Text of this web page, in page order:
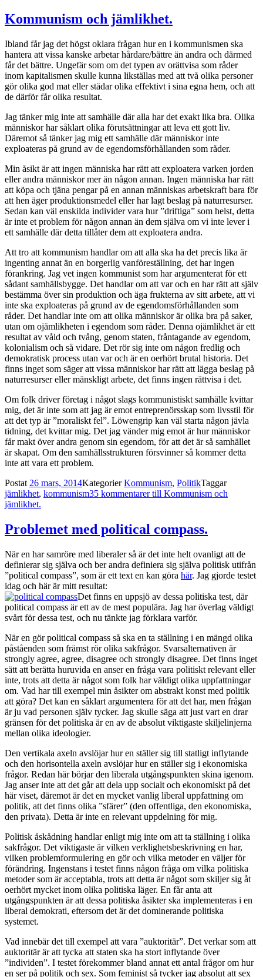
Kommunism och jämlikhet.
Ibland får jag det högst oklara frågan hur en i kommunismen ska
hantera att vissa kanske arbetar hårdare/bättre än andra och därmed
får det bättre. Ungefär som om det typen av orättvisa som råder
inom kapitalismen skulle kunna likställas med att två olika personer
gör olika god mat eller städar olika effektivt i sina egna hem, och att
de därför får olika resultat.
Jag tänker mig inte att samhälle där alla har det exakt lika bra. Olika
människor har såklart olika förutsättningar att leva ett gott liv.
Däremot så tänker jag mig ett samhälle där människor inte
exploateras på grund av de egendomsförhållanden som råder.
Min åsikt är att ingen människa har rätt att exploatera varken jorden
eller andra människor mer än någon annan. Ingen människa har rätt
att köpa och tjäna pengar på en annan människas arbetskraft bara för
att hen äger produktionsmedel eller har lagt beslag på naturresurser.
Sedan kan väl enskilda individer vara hur ”driftiga” som helst, detta
är inte et problem för någon annan än dem själva om vi inte lever i
ett samhälle där detta tillåter dem att exploatera andra.
Att tro att kommunism handlar om att alla ska ha det precis lika är
ingenting annat än en borgerlig vanföreställning, det har ingen
förankring. Jag vet ingen kommunist som har argumenterat för ett
sådant samhällsbygge. Det handlar om att var och en har rätt att själv
bestämma över sin produktion och äga frukterna av sitt arbete, att vi
inte ska exploateras på grund av de egendomsförhållanden som
råder. Det handlar inte om att olika människor är olika bra på saker,
utan om ojämlikheten i egendom som råder. Denna ojämlikhet är ett
resultat av våld och tvång, genom staten, fråntagande av egendom,
kolonialism och så vidare. Det rör sig inte om någon fredlig och
demokratisk process utan var och är en oerhört brutal historia. Det
finns inget som säger att vissa människor har rätt att lägga beslag på
naturresurser eller mänskligt arbete, det finns ingen rättvisa i det.
Om folk driver företag i något slags kommunistiskt samhälle kvittar
mig, det är inte som att jag är emot entreprenörsskap som livsstil för
att det typ är ”moraliskt fel”. Löwengrip kan väl starta någon jävla
tidning, det kvittar mig. Det jag vänder mig emot är hur människor
får makt över andra genom sin egendom, för att det är så samhället
är skapat. Om den samhällsstrukturen försvinner så kommer detta
inte att vara ett problem.
Postat 26 mars, 2014KategorierKommunism, PolitikTaggar
jämlikhet, kommunism35 kommentarertill Kommunism och
jämlikhet.
Problemet med political compass.
När en har samröre med liberaler så är det inte helt ovanligt att de
definierar sig själva och ber andra definiera sig själva politisk utifrån
”political compass”, som är ett text en kan göra här. Jag gjorde testet
idag och här är mitt resultat:
Det finns en uppsjö av dessa politiska test, där
political compass är ett av de mest populära. Jag har överlag väldigt
svårt för dessa test, och nu tänkte jag förklara varför.
När en gör political compass så ska en ta ställning i en mängd olika
påståenden som främst rör olika sakfrågor. Svarsalternativen är
strongly agree, agree, disagree och strongly disagree. Det finns inget
sätt att berätta huruvida en anser en fråga vara politiskt relevant eller
inte, trots att detta är något som folk har väldigt olika uppfattningar
om. Vad har till exempel min åsikter om abstrakt konst med politik
att göra? Det kan en såklart argumentera för att det har, men frågan
är ju vad personen själv tycker. Jag skulle säga att just vart en drar
gränsen för det politiska är en av de absolut viktigaste skiljelinjerna
mellan olika ideologier.
Den vertikala axeln avslöjar hur en ställer sig till statligt inflytande
och den horisontella axeln avslöjar hur en ställer sig i ekonomiska
frågor. Redan här börjar den liberala utgångspunkten skina igenom.
Jag anser inte att det går att dela upp socialt och ekonomiskt på det
här viset, däremot är det en mycket vanlig liberal uppfattning om
politik, att det finns olika ”sfärer” (den offentliga, den ekonomiska,
den privata). Detta är inte en relevant uppdelning för mig.
Politisk åskådning handlar enligt mig inte om att ta ställning i olika
sakfrågor. Det viktigaste är vilken verklighetsbeskrivning en har,
vilken problemformulering en gör och vilka metoder en väljer för
förändring. Ingenstans i testet finns någon fråga om vilka politiska
metoder som är acceptabla, trots att detta är något som skiljer sig åt
oerhört mycket inom olika politiska läger. En får anta att
utgångspunkten är att dessa politiska åsikter ska implementeras i en
liberal demokrati, eftersom det är det dominerande politiska
systemet.
Vad innebär det till exempel att vara ”auktoritär”. Det verkar som att
auktoritär är att tycka att staten ska ha stort inflytande över
”individen”. I testet förekommer bland annat ett antal frågor om hur
en ser på politik och sex. Som feminist så tycker jag absolut att sex